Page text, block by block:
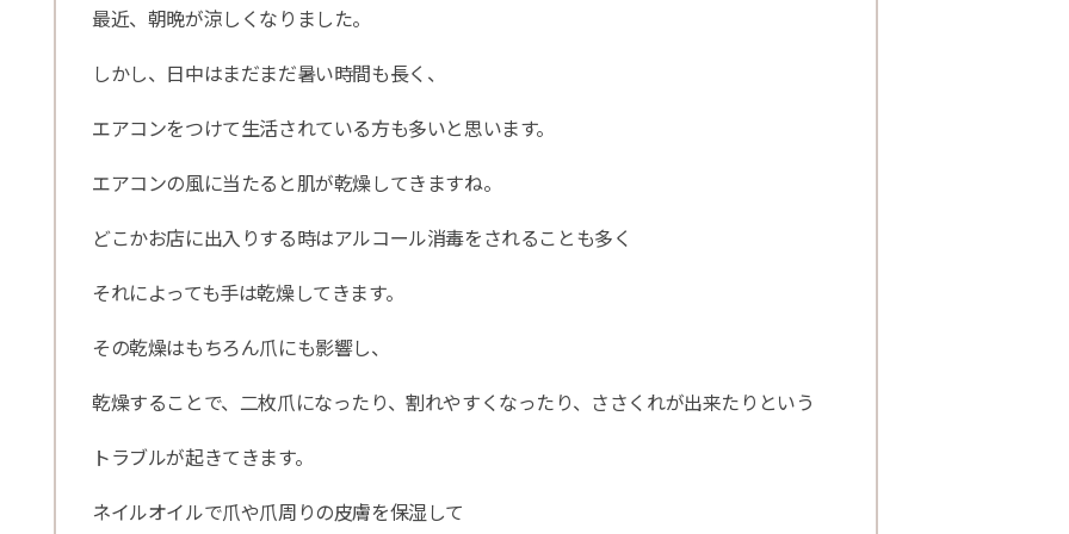
最近、朝晩が涼しくなりました。
しかし、日中はまだまだ暑い時間も長く、
エアコンをつけて生活されている方も多いと思います。
エアコンの風に当たると肌が乾燥してきますね。
どこかお店に出入りする時はアルコール消毒をされることも多く
それによっても手は乾燥してきます。
その乾燥はもちろん爪にも影響し、
乾燥することで、二枚爪になったり、割れやすくなったり、ささくれが出来たりという
トラブルが起きてきます。
ネイルオイルで爪や爪周りの皮膚を保湿して